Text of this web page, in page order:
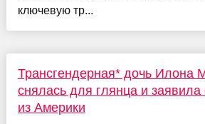
ключевую тр...
Трансгендерная* дочь Илона
снялась для глянца и заявила
из Америки